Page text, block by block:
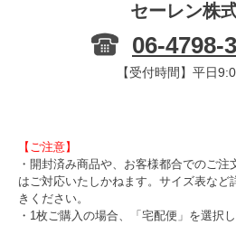
セーレン株
06-4798-
【受付時間】平日
【ご注意】
・開封済み商品や、お客様都合でのご
はご対応いたしかねます。サイズ表など
きください。
・1枚ご購入の場合、「宅配便」を選択